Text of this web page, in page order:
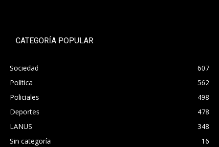
CATEGORÍA POPULAR
Sociedad
607
Política
562
Policiales
498
Deportes
478
LANUS
348
Sin categoría
16